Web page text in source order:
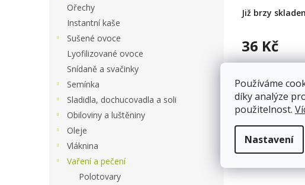
Používáme
díky analýze
použitelnost.
Nastavení
Ořechy
Instantní kaše
Sušené ovoce
Lyofilizované ovoce
Snídaně a svačinky
Semínka
Sladidla, dochucovadla a soli
Obiloviny a luštěniny
Oleje
Vláknina
Vaření a pečení
Polotovary
Již brzy
36 Kč
Novinka